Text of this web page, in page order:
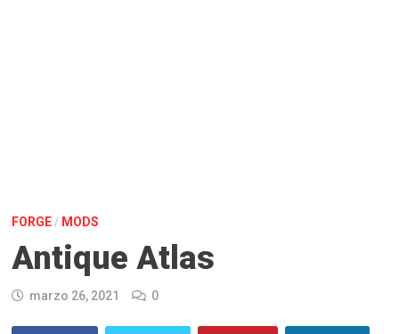
FORGE/ MODS
Antique Atlas
marzo 26, 2021 0